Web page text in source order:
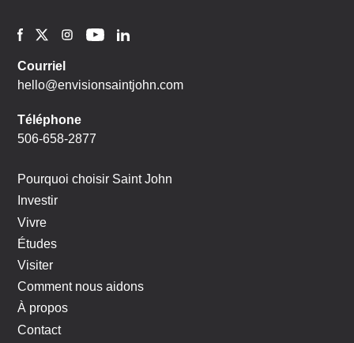
Courriel
hello@envisionsaintjohn.com
Téléphone
506-658-2877
Pourquoi choisir Saint John
Investir
Vivre
Études
Visiter
Comment nous aidons
À propos
Contact